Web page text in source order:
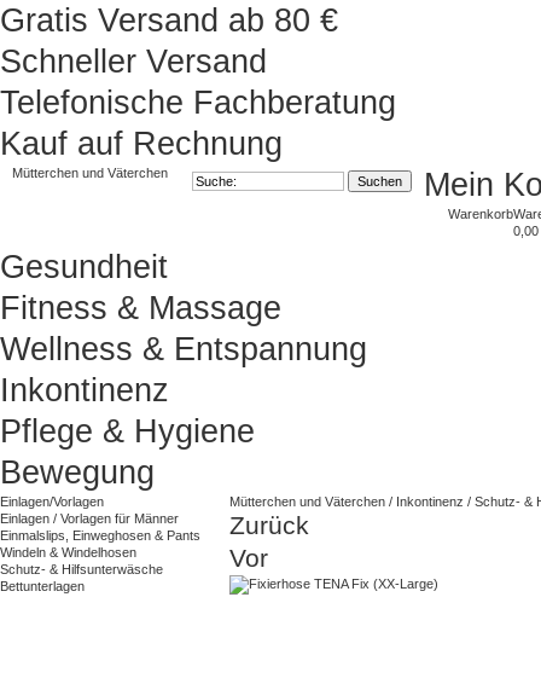
Gratis Versand ab 80 €
Schneller Versand
Telefonische Fachberatung
Kauf auf Rechnung
Mütterchen und Väterchen Mein
Warenkorb
0,00
Gesundheit
Fitness & Massage
Wellness & Entspannung
Inkontinenz
Pflege & Hygiene
Bewegung
Einlagen/Vorlagen
Einlagen / Vorlagen für Männer
Einmalslips, Einweghosen & Pants
Windeln & Windelhosen
Schutz- & Hilfsunterwäsche
Bettunterlagen
Mütterchen und Väterchen / Inkontinenz / Schutz- &
Zurück
Vor